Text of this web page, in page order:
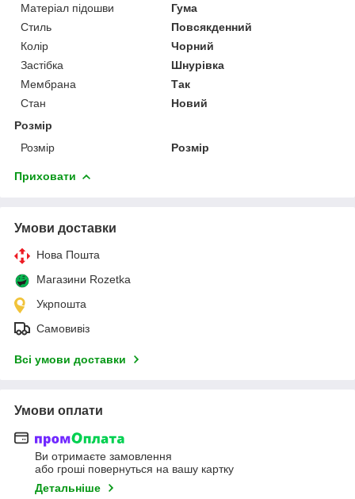
Матеріал підошви
Гума
Стиль
Повсякденний
Колір
Чорний
Застібка
Шнурівка
Мембрана
Так
Стан
Новий
Розмір
Розмір
Розмір
Приховати
Умови доставки
Нова Пошта
Магазини Rozetka
Укрпошта
Самовивіз
Всі умови доставки
Умови оплати
Ви отримаєте замовлення
або гроші повернуться на вашу картку
Детальніше